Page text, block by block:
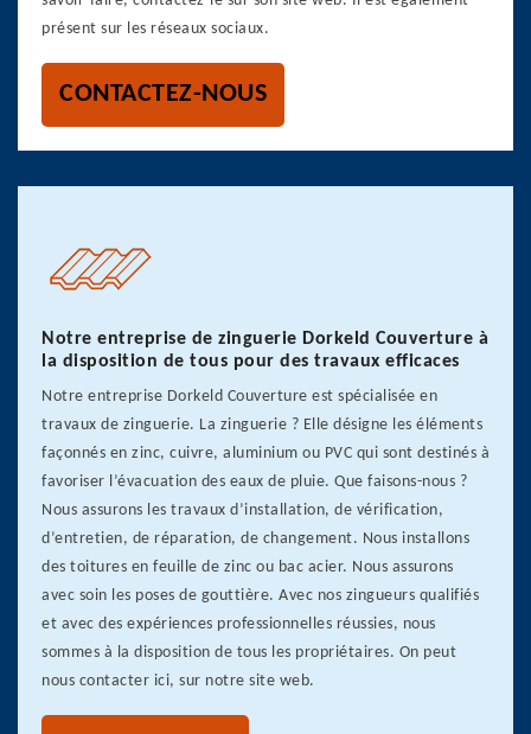
présent sur les réseaux sociaux.
CONTACTEZ-NOUS
Notre entreprise de zinguerie Dorkeld Couverture à
la disposition de tous pour des travaux efficaces
Notre entreprise Dorkeld Couverture est spécialisée en
travaux de zinguerie. La zinguerie ? Elle désigne les éléments
façonnés en zinc, cuivre, aluminium ou PVC qui sont destinés à
favoriser l’évacuation des eaux de pluie. Que faisons-nous ?
Nous assurons les travaux d’installation, de vérification,
d’entretien, de réparation, de changement. Nous installons
des toitures en feuille de zinc ou bac acier. Nous assurons
avec soin les poses de gouttière. Avec nos zingueurs qualifiés
et avec des expériences professionnelles réussies, nous
sommes à la disposition de tous les propriétaires. On peut
nous contacter ici, sur notre site web.